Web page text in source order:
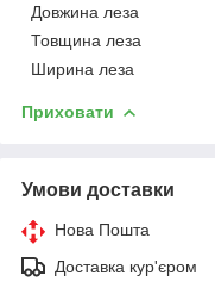
Довжина леза
Товщина леза
Ширина леза
Приховати
Умови доставки
Нова Пошта
Доставка кур'єром